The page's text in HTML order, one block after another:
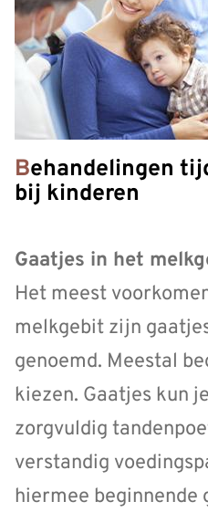
Behandelingen tijdens het wisselen
bij kinderen
Gaatjes in het
Het meest
melkgebit zijn
genoemd. Meestal
kiezen. Gaatjes kun
zorgvuldig
verstandig
hiermee beginnende